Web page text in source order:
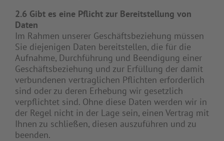
2.6 Gibt es eine Pflicht zur Bereitstellung von
Daten
Im Rahmen unserer Geschäftsbeziehung müssen
Sie diejenigen Daten bereitstellen, die für die
Aufnahme, Durchführung und Beendigung einer
Geschäftsbeziehung und zur Erfüllung der damit
verbundenen vertraglichen Pflichten erforderlich
sind oder zu deren Erhebung wir gesetzlich
verpflichtet sind. Ohne diese Daten werden wir in
der Regel nicht in der Lage sein, einen Vertrag mit
Ihnen zu schließen, diesen auszuführen und zu
beenden.